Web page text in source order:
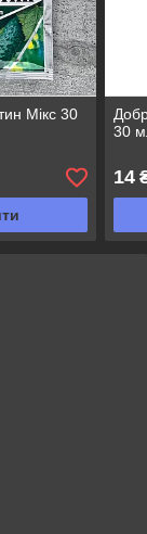
Мікс 30
30
14